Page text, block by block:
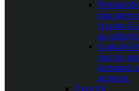
Premium
mai mare
și poate fi
au
Gratuite
sunt un
persoană
antrenor.
Exerciții